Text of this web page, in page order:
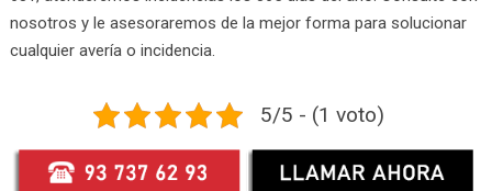
nosotros y le asesoraremos de la mejor forma para solucionar
cualquier avería o incidencia.
5/5 - (1 voto)